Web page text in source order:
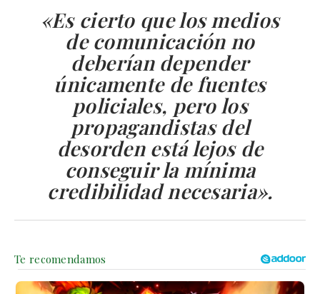
«Es cierto que los medios
de comunicación no
deberían depender
únicamente de fuentes
policiales, pero los
propagandistas del
desorden está lejos de
conseguir la mínima
credibilidad necesaria».